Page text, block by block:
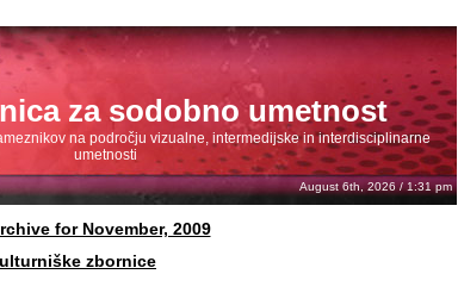
August 6th, 2026 / 1:31 pm
za sodobno umetnost
na področju vizualne, intermedijske in interdisciplinarne
umetnosti
for November, 2009
zbornice